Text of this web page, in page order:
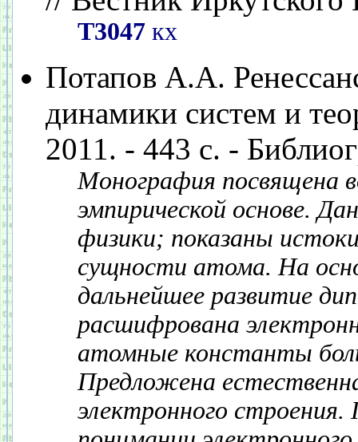
Т3047 кх
Потапов А.А.
динамики систем и
2011. - 443 с. -
Монография посвящена
эмпирической основе.
физики; показаны
сущности атома. На
дальнейшее развитие
расшифрована
атомные константы
Предложена
электронного